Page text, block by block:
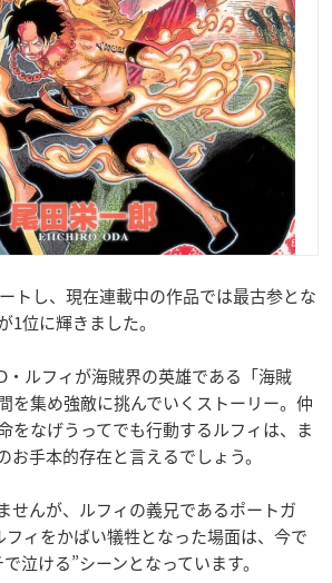
トし、現在連載中の作品では最古参とな
1位に輝きました。
・ルフィが海賊界の英雄である「海賊
を集め強敵に挑んでいくストーリー。仲
をなげうってでも行動するルフィは、ま
お手本的存在と言えるでしょう。
せんが、ルフィの義兄であるポートガ
フィをかばい犠牲となった場面は、今で
泣ける”シーンとなっています。